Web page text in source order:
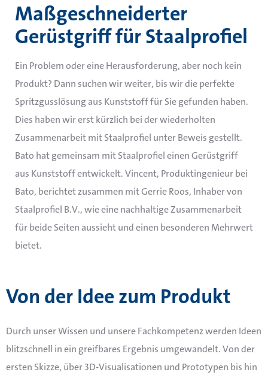
Maßgeschneiderter
Gerüstgriff für Staalprofiel
Ein Problem oder eine Herausforderung, aber noch kein
Produkt? Dann suchen wir weiter, bis wir die perfekte
Spritzgusslösung aus Kunststoff für Sie gefunden haben.
Dies haben wir erst kürzlich bei der wiederholten
Zusammenarbeit mit Staalprofiel unter Beweis gestellt.
Bato hat gemeinsam mit Staalprofiel einen Gerüstgriff
aus Kunststoff entwickelt. Vincent, Produktingenieur bei
Bato, berichtet zusammen mit Gerrie Roos, Inhaber von
Staalprofiel B.V., wie eine nachhaltige Zusammenarbeit
für beide Seiten aussieht und einen besonderen Mehrwert
bietet.
Von der Idee zum Produkt
Durch unser Wissen und unsere Fachkompetenz werden Ideen
blitzschnell in ein greifbares Ergebnis umgewandelt.Von der
ersten Skizze, über 3D-Visualisationen und Prototypen bis hin